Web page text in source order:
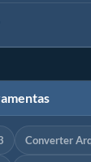
Converter